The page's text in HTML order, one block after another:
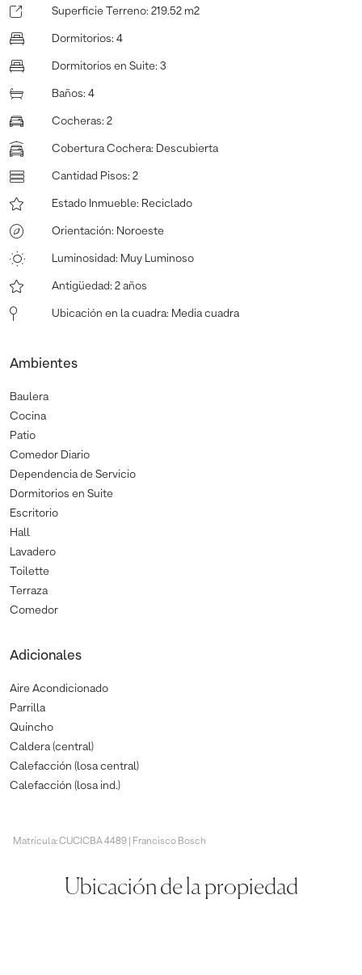
Superficie Terreno: 219.52 m2
Dormitorios: 4
Dormitorios en Suite: 3
Baños: 4
Cocheras: 2
Cobertura Cochera: Descubierta
Cantidad Pisos: 2
Estado Inmueble: Reciclado
Orientación: Noroeste
Luminosidad: Muy Luminoso
Antigüedad: 2 años
Ubicación en la cuadra: Media cuadra
Ambientes
Baulera
Cocina
Patio
Comedor Diario
Dependencia de Servicio
Dormitorios en Suite
Escritorio
Hall
Lavadero
Toilette
Terraza
Comedor
Adicionales
Aire Acondicionado
Parrilla
Quincho
Caldera (central)
Calefacción (losa central)
Calefacción (losa ind.)
Matrícula: CUCICBA 4489 | Francisco Bosch
Ubicación de la propiedad